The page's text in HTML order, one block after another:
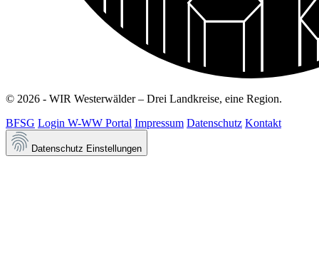
© 2026 - WIR Westerwälder – Drei Landkreise, eine Region.
BFSG Login W-WW Portal Impressum Datenschutz Kontakt
Datenschutz Einstellungen